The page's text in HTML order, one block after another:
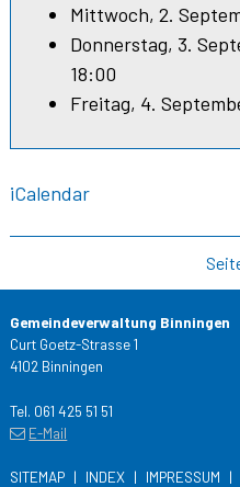
Mittwoch, 2.
Donnerstag, 3.
18:00
Freitag, 4.
iCalendar
Gemeindeverwaltung Binningen
Curt Goetz-Strasse 1
4102 Binningen
Tel. 061 425 51 51
E-Mail
SITEMAP INDEX IMPRESSUM